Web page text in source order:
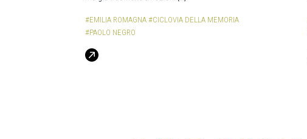
#EMILIA ROMAGNA #CICLOVIA DELLA MEMORIA
#PAOLO NEGRO